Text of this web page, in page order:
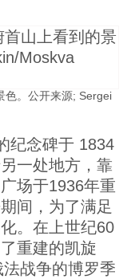
色。公开来源; Sergei
纪念碑于 1834
一处地方，靠
场于1936年重
间，为了满足
。在上世纪60
重建的凯旋
战争的博罗季